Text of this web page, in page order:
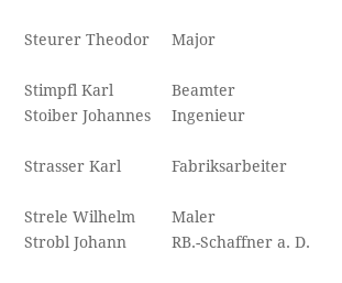
Steurer Theodor
Major
Stimpfl Karl
Beamter
Stoiber Johannes
Ingenieur
Strasser Karl
Fabriksarbeiter
Strele Wilhelm
Maler
Strobl Johann
RB.-Schaffner a. D.